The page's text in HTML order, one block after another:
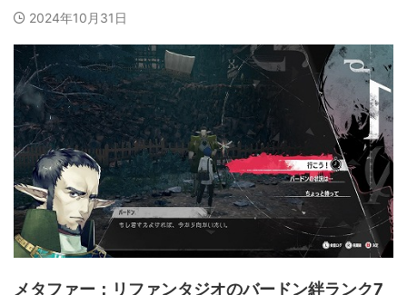
2024年10月31日
メタファー：リファンタジオのバードン絆ランク7